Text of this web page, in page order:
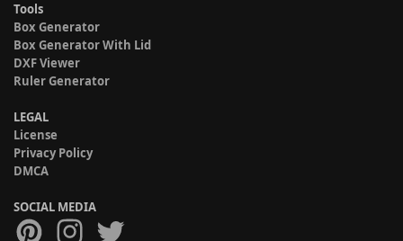
Tools
Box Generator
Box Generator With Lid
DXF Viewer
Ruler Generator
LEGAL
License
Privacy Policy
DMCA
SOCIAL MEDIA